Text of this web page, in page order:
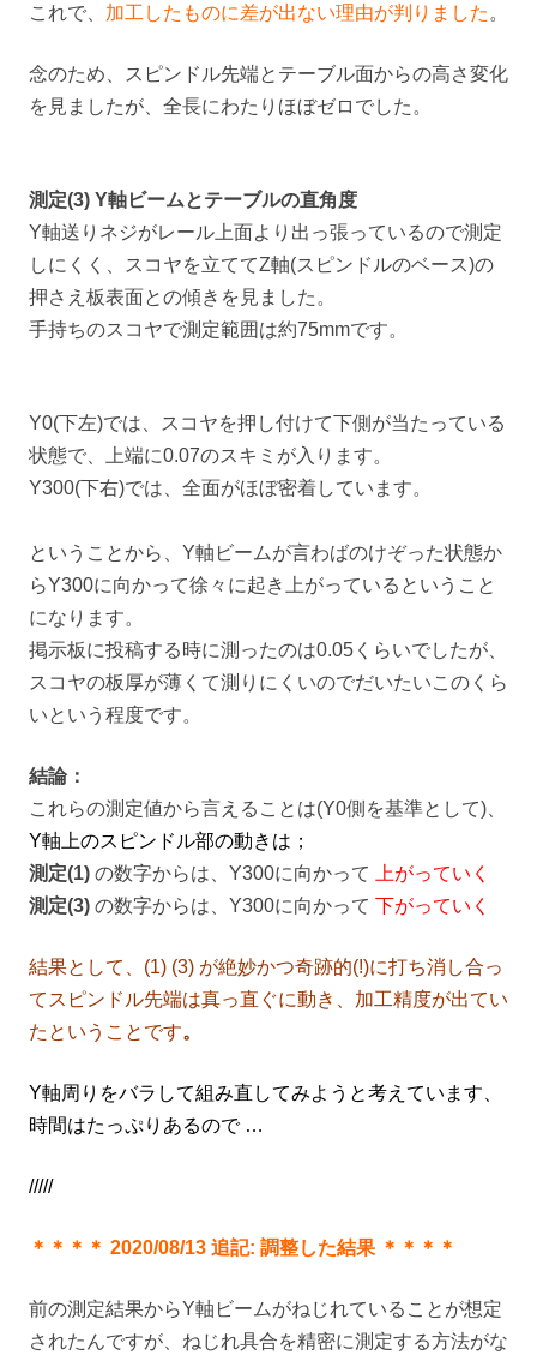
これで、 加工したものに差が出ない理由が判りました 。
念のため、スピンドル先端とテーブル面からの高さ変化
を見ましたが、全長にわたりほぼゼロでした。
測定(3) Y軸ビームとテーブルの直角度
Y軸送りネジがレール上面より出っ張っているので測定
しにくく、スコヤを立ててZ軸(スピンドルのベース)の
押さえ板表面との傾きを見ました。
手持ちのスコヤで測定範囲は約75mmです。
Y0(下左)では、スコヤを押し付けて下側が当たっている
状態で、上端に0.07のスキミが入ります。
Y300(下右)では、全面がほぼ密着しています。
ということから、Y軸ビームが言わばのけぞった状態か
らY300に向かって徐々に起き上がっているということ
になります。
掲示板に投稿する時に測ったのは0.05くらいでしたが、
スコヤの板厚が薄くて測りにくいのでだいたいこのくら
いという程度です。
結論：
これらの測定値から言えることは(Y0側を基準として)、
Y軸上のスピンドル部の動きは；
測定(1) の数字からは、Y300に向かって
上がっていく
測定(3) の数字からは、Y300に向かって 下がっていく
結果として、(1) (3) が絶妙かつ奇跡的(!)に打ち消し合っ
てスピンドル先端は真っ直ぐに動き、加工精度が出てい
たということです。
Y軸周りをバラして組み直してみようと考えています、
時間はたっぷりあるので …
/////
＊＊＊＊ 2020/08/13 追記: 調整した結果 ＊＊＊＊
前の測定結果からY軸ビームがねじれていることが想定
されたんですが、ねじれ具合を精密に測定する方法がな